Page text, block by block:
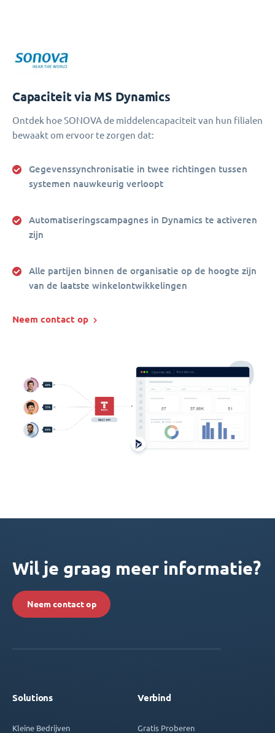
Capaciteit via MS Dynamics
Ontdek hoe SONOVA de middelencapaciteit van hun filialen
bewaakt om ervoor te zorgen dat:
Gegevenssynchronisatie in twee richtingen tussen
systemen nauwkeurig verloopt
Automatiseringscampagnes in Dynamics te activeren
zijn
Alle partijen binnen de organisatie op de hoogte zijn
van de laatste winkelontwikkelingen
Neem contact op
Wil je graag meer informatie?
Neem contact op
Solutions
Kleine Bedrijven
Verbind
Gratis Proberen